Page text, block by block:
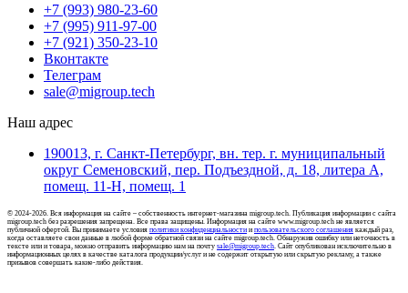
+7 (993) 980-23-60
+7 (995) 911-97-00
+7 (921) 350-23-10
Вконтакте
Телеграм
sale@migroup.tech
Наш адрес
190013, г. Санкт-Петербург, вн. тер. г. муниципальный
округ Семеновский, пер. Подъездной, д. 18, литера А,
помещ. 11-Н, помещ. 1
© 2024-2026. Вся информация на сайте – собственность интернет-магазина migroup.tech. Публикация информации с сайта
migroup.tech без разрешения запрещена. Все права защищены. Информация на сайте www.migroup.tech не является
публичной офертой. Вы принимаете условия политики конфиденциальности и пользовательского соглашения каждый раз,
когда оставляете свои данные в любой форме обратной связи на сайте migroup.tech. Обнаружив ошибку или неточность в
тексте или и товара, можно отправить информацию нам на почту sale@migroup.tech. Сайт опубликован исключительно в
информационных целях в качестве каталога продукции/услуг и не содержит открытую или скрытую рекламу, а также
призывов совершать какие-либо действия.